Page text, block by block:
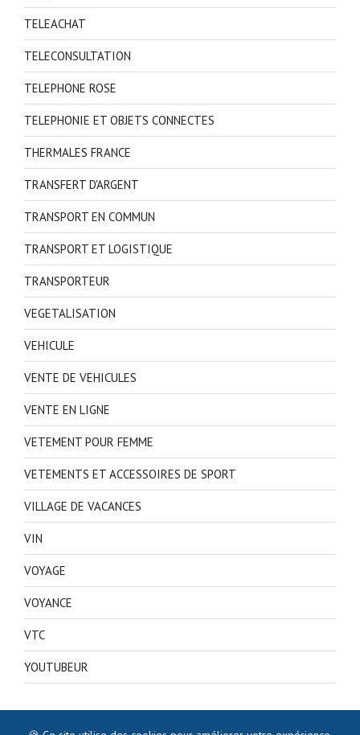
TELEACHAT
TELECONSULTATION
TELEPHONE ROSE
TELEPHONIE ET OBJETS CONNECTES
THERMALES FRANCE
TRANSFERT D'ARGENT
TRANSPORT EN COMMUN
TRANSPORT ET LOGISTIQUE
TRANSPORTEUR
VEGETALISATION
VEHICULE
VENTE DE VEHICULES
VENTE EN LIGNE
VETEMENT POUR FEMME
VETEMENTS ET ACCESSOIRES DE SPORT
VILLAGE DE VACANCES
VIN
VOYAGE
VOYANCE
VTC
YOUTUBEUR